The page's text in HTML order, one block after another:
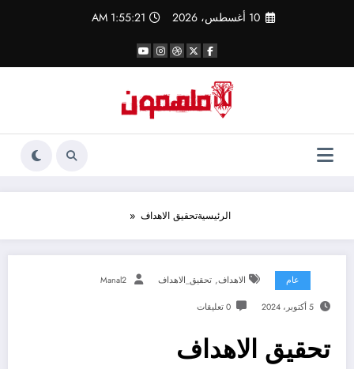
10 أغسطس، 2026 1:55:21 AM
الرئيسيةتحقيق الاهداف
عام الاهداف, تحقيق_الاهداف Manal2
5 أكتوبر، 2024 0 تعليقات
تحقيق الاهداف